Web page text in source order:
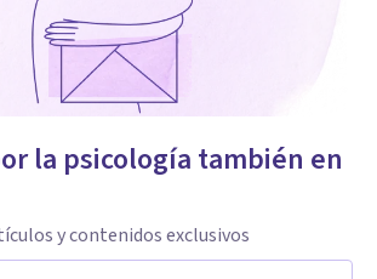
la psicología también en
y contenidos exclusivos